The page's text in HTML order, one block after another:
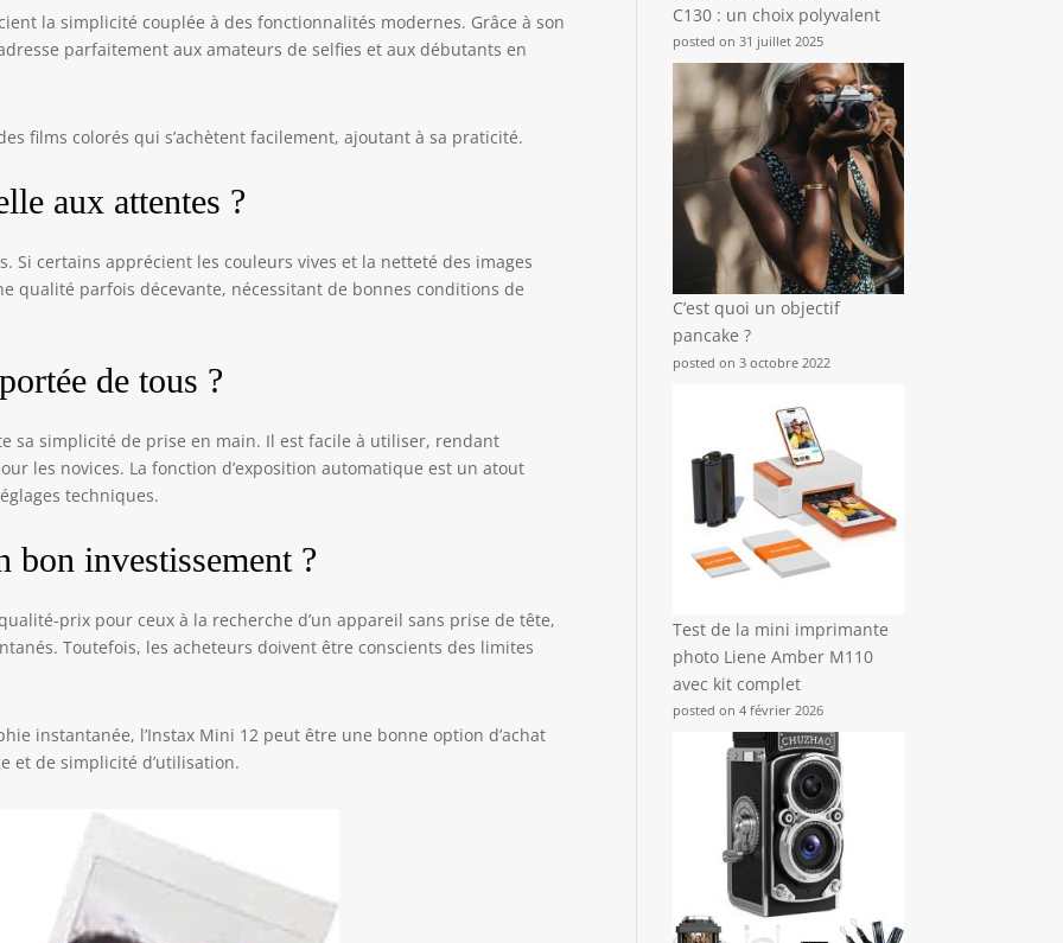
la simplicité couplée à des fonctionnalités modernes. Grâce à son
parfaitement aux amateurs de selfies et aux débutants en
films colorés qui s’achètent facilement, ajoutant à sa praticité.
aux attentes ?
Si certains apprécient les couleurs vives et la netteté des images
qualité parfois décevante, nécessitant de bonnes conditions de
de tous ?
sa simplicité de prise en main. Il est facile à utiliser, rendant
les novices. La fonction d’exposition automatique est un atout
techniques.
investissement ?
prix pour ceux à la recherche d’un appareil sans prise de tête,
Toutefois, les acheteurs doivent être conscients des limites
instantanée, l’Instax Mini 12 peut être une bonne option d’achat
et de simplicité d’utilisation.
C130 : un choix polyvalent
posted on 31 juillet 2025
C’est quoi un objectif
pancake ?
posted on 3 octobre 2022
Test de la mini imprimante
photo Liene Amber M110
avec kit complet
posted on 4 février 2026